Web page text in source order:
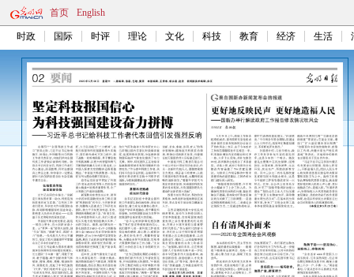
首页 English
时政 国际 时评 理论 文化 科技 教育 经济 生活